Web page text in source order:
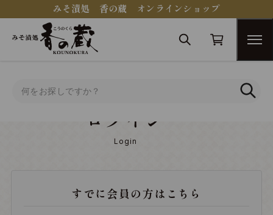
みそ漬処 香の蔵 オンラインショップ
ログイン
Login
すでに会員の方はこちら